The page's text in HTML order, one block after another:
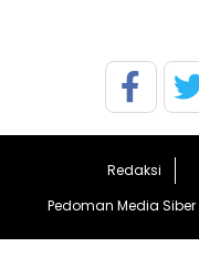
Redaksi
Pedoman Media Siber